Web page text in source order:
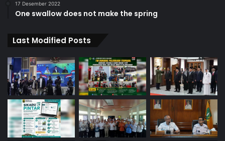
17 Desember 2022
One swallow does not make the spring
Last Modified Posts